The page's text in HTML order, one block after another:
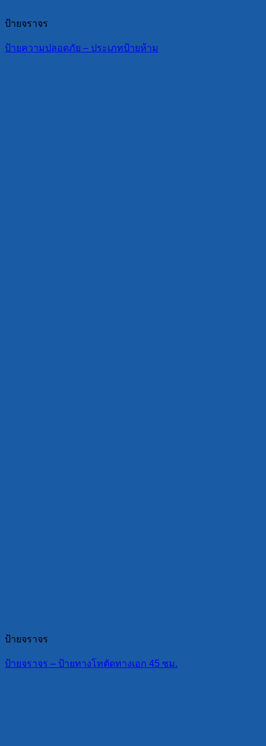
ป้ายจราจร
ป้ายความปลอดภัย – ประเภทป้ายห้าม
ป้ายจราจร
ป้ายจราจร – ป้ายทางโทตัดทางเอก 45 ซม.